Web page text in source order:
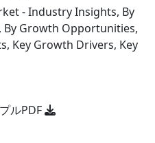
- Industry Insights, By
By Growth Opportunities,
Key Growth Drivers, Key
ルPDF